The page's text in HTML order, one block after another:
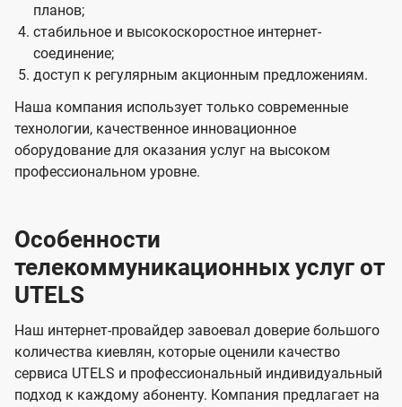
планов;
стабильное и высокоскоростное интернет-
соединение;
доступ к регулярным акционным предложениям.
Наша компания использует только современные
технологии, качественное инновационное
оборудование для оказания услуг на высоком
профессиональном уровне.
Особенности
телекоммуникационных услуг от
UTELS
Наш интернет-провайдер завоевал доверие большого
количества киевлян, которые оценили качество
сервиса UTELS и профессиональный индивидуальный
подход к каждому абоненту. Компания предлагает на